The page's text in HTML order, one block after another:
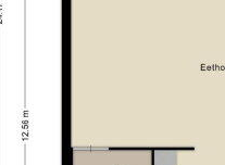
een kleine
kliko's kan herbergen.